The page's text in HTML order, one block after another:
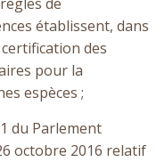
établissent, dans
des
pour la
espèces ;
du Parlement
octobre 2016 relatif